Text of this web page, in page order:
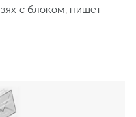
с блоком, пишет